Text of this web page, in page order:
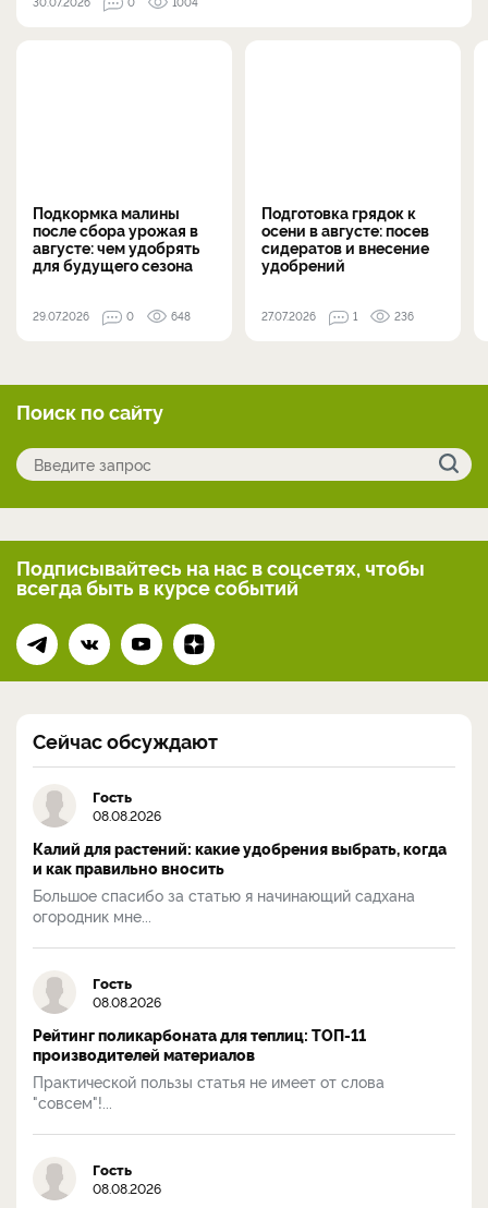
Подкормка малины
после сбора урожая в
августе: чем удобрять
для будущего сезона
29.07.2026 0 648
Подготовка грядок к
осени в августе: посев
сидератов и внесение
удобрений
27.07.2026 1 236
Поиск по сайту
Подписывайтесь на нас в соцсетях, чтобы
всегдабыть в курсе событий
Сейчас обсуждают
Гость
08.08.2026
Калий для растений: какие удобрения выбрать, когда
и как правильно вносить
Большое спасибо за статью я начинающий садхана
огородник мне...
Гость
08.08.2026
Рейтинг поликарбоната для теплиц: ТОП-11
производителей материалов
Практической пользы статья не имеет от слова
"совсем"!...
Гость
08.08.2026